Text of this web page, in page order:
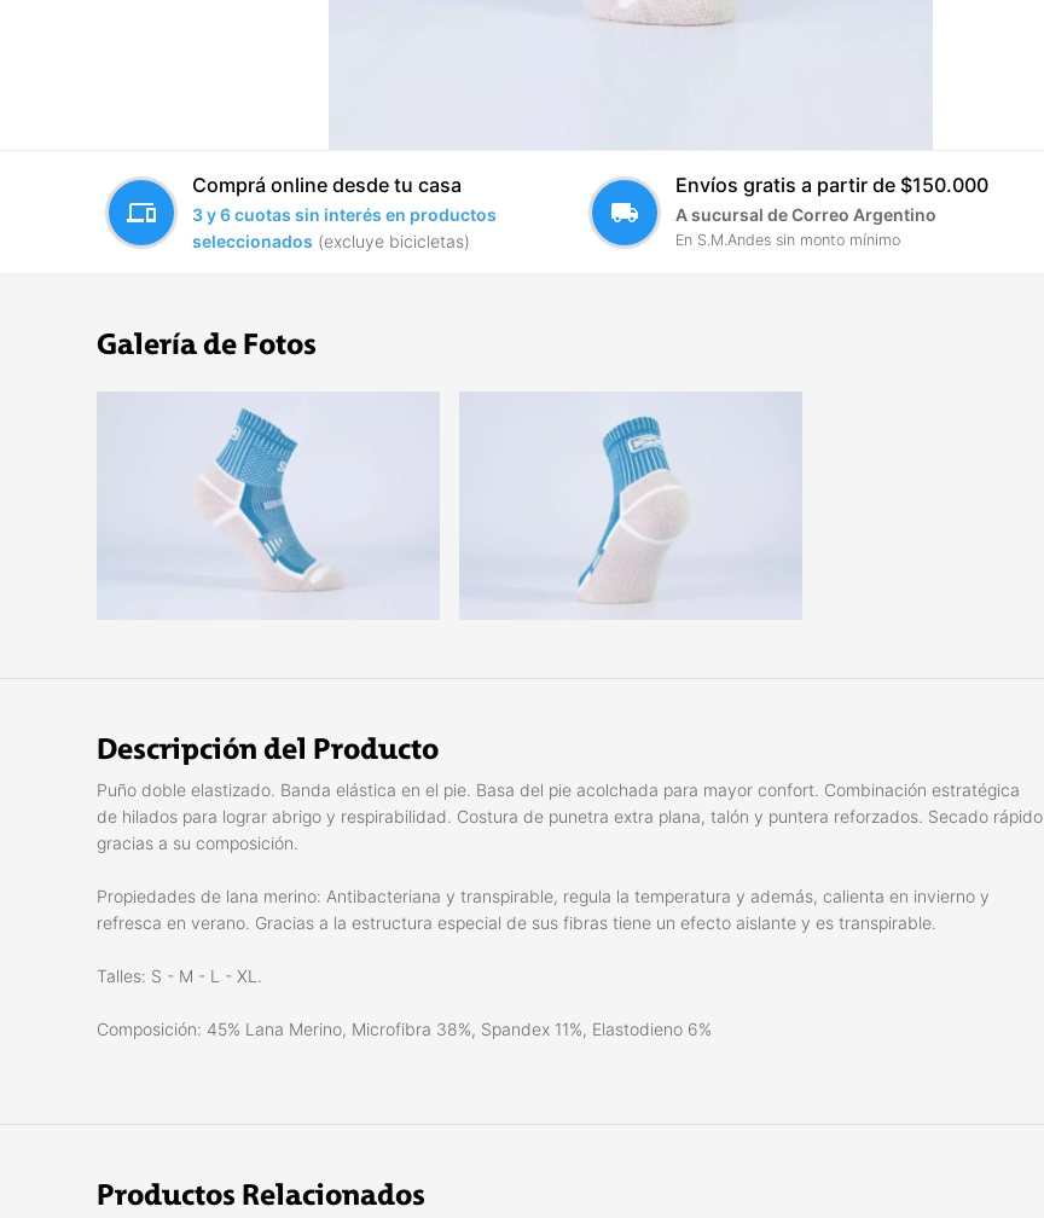
devices
Comprá online desde tu casa
3 y 6 cuotas sin interés en productos
seleccionados (excluye bicicletas)
local_shipping
Envíos gratis a partir de $150.000
A sucursal de Correo Argentino
En S.M.Andes sin monto mínimo
Galería de Fotos
Descripción del Producto
Puño doble elastizado. Banda elástica en el pie. Basa del pie acolchada para mayor confort. Combinación estratégica
de hilados para lograr abrigo y respirabilidad. Costura de punetra extra plana, talón y puntera reforzados. Secado rápido
gracias a su composición.
Propiedades de lana merino: Antibacteriana y transpirable, regula la temperatura y además, calienta en invierno y
refresca en verano. Gracias a la estructura especial de sus fibras tiene un efecto aislante y es transpirable.
Talles: S - M - L - XL.
Composición: 45% Lana Merino, Microfibra 38%, Spandex 11%, Elastodieno 6%
Productos Relacionados